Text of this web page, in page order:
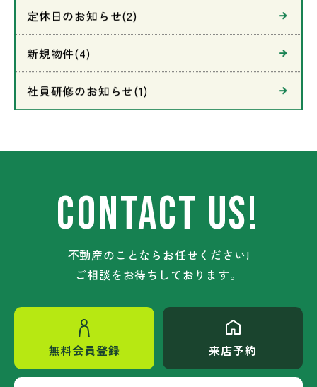
定休日のお知らせ(2)
新規物件(4)
社員研修のお知らせ(1)
CONTACT US!
不動産のことならお任せください!
ご相談をお待ちしております。
無料会員登録 来店予約